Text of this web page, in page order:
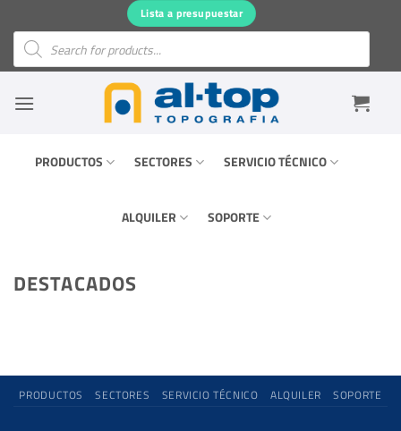
contenido
Lista a presupuestar
Búsqueda
productos
PRODUCTOS SECTORES SERVICIO TÉCNICO
ALQUILER SOPORTE
DESTACADOS
PRODUCTOS SECTORES SERVICIO TÉCNICO ALQUILER SOPORTE